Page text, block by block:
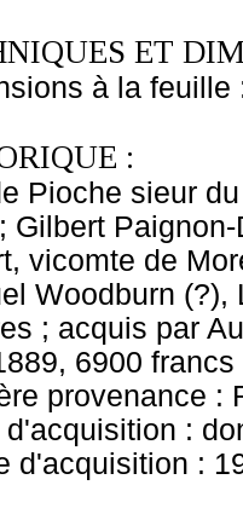
ET
à la
:
Pioche sieur
Gilbert
vicomte de
Woodburn
; acquis par
6900
provenance :
d'acquisition :
d'acquisition :